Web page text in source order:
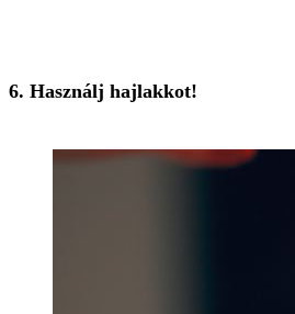
6. Használj hajlakkot!